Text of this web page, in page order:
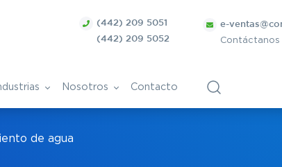
(442) 209 5051
(442) 209 5052
e-
Contáctanos
Nosotros Contacto
de agua